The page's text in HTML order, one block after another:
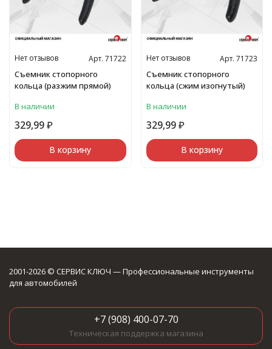
Съемник стопорного
кольца (разжим прямой)
В наличии
Нет отзывов Арт. 71722
329,99₽
В корзину
Съемник стопорного
кольца (сжим изогнутый)
В наличии
Нет отзывов Арт. 71723
329,99 ₽
В корзину
2001-2026 © СЕРВИС КЛЮЧ — Профессиональные инструменты
для автомобилей
+7 (908) 400-07-70
Техническая поддержка магазина